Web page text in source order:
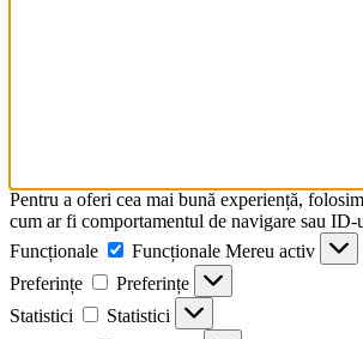
Pentru a oferi cea mai bună experiență,
cum ar fi comportamentul de navigare sau
Funcționale
Funcționale Mereu activ
Preferințe
Preferințe
Statistici
Statistici